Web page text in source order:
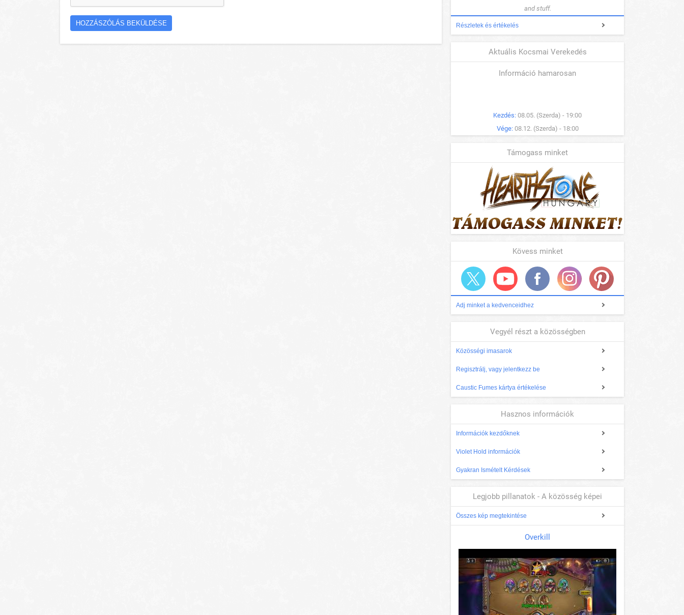
and stuff.
Részletek és értékelés
Aktuális Kocsmai Verekedés
Információ hamarosan
Kezdés: 08.05. (Szerda) - 19:00
Vége: 08.12. (Szerda) - 18:00
Támogass minket
Kövess minket
Adj minket a kedvenceidhez
Vegyél részt a közösségben
Közösségi imasarok
Regisztrálj, vagy jelentkezz be
Caustic Fumes kártya értékelése
Hasznos információk
Információk kezdőknek
Violet Hold információk
Gyakran Ismételt Kérdések
Legjobb pillanatok - A közösség képei
Összes kép megtekintése
Overkill